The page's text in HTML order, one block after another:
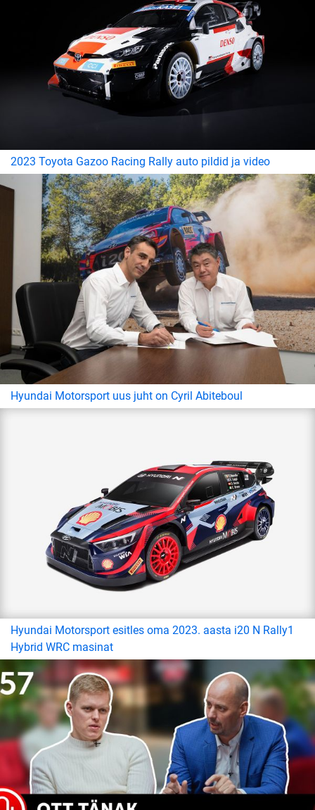
2023 Toyota Gazoo Racing Rally auto pildid ja video
Hyundai Motorsport uus juht on Cyril Abiteboul
Hyundai Motorsport esitles oma 2023. aasta i20 N Rally1
Hybrid WRC masinat